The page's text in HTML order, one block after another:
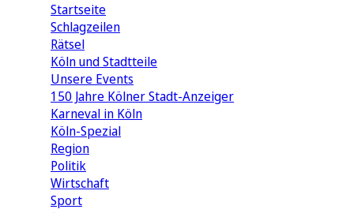
Startseite
Schlagzeilen
Rätsel
Köln und Stadtteile
Unsere Events
150 Jahre Kölner Stadt-Anzeiger
Karneval in Köln
Köln-Spezial
Region
Politik
Wirtschaft
Sport